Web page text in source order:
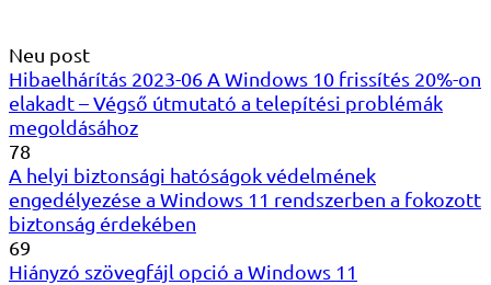
Neu post
Hibaelhárítás 2023-06 A Windows 10 frissítés 20%-on
elakadt – Végső útmutató a telepítési problémák
megoldásához
78
A helyi biztonsági hatóságok védelmének
engedélyezése a Windows 11 rendszerben a fokozott
biztonság érdekében
69
Hiányzó szövegfájl opció a Windows 11